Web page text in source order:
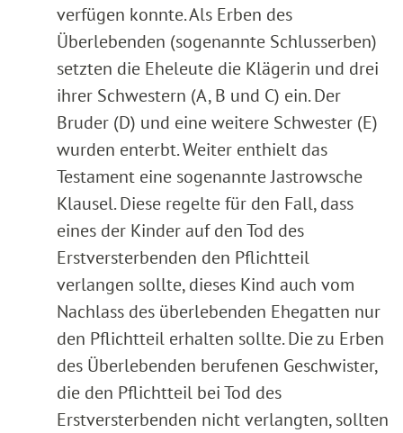
verfügen konnte. Als Erben des
Überlebenden (sogenannte Schlusserben)
setzten die Eheleute die Klägerin und drei
ihrer Schwestern (A, B und C) ein. Der
Bruder (D) und eine weitere Schwester (E)
wurden enterbt. Weiter enthielt das
Testament eine sogenannte Jastrowsche
Klausel. Diese regelte für den Fall, dass
eines der Kinder auf den Tod des
Erstversterbenden den Pflichtteil
verlangen sollte, dieses Kind auch vom
Nachlass des überlebenden Ehegatten nur
den Pflichtteil erhalten sollte. Die zu Erben
des Überlebenden berufenen Geschwister,
die den Pflichtteil bei Tod des
Erstversterbenden nicht verlangten, sollten